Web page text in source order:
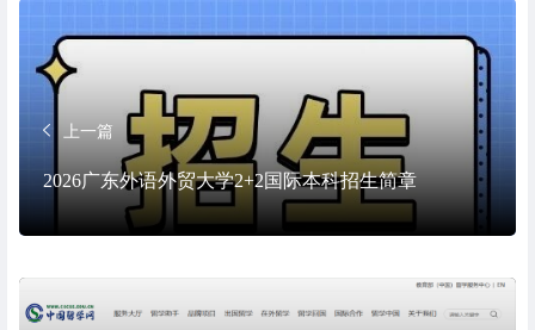
上一篇
2026广东外语外贸大学2+2国际本科招生简章